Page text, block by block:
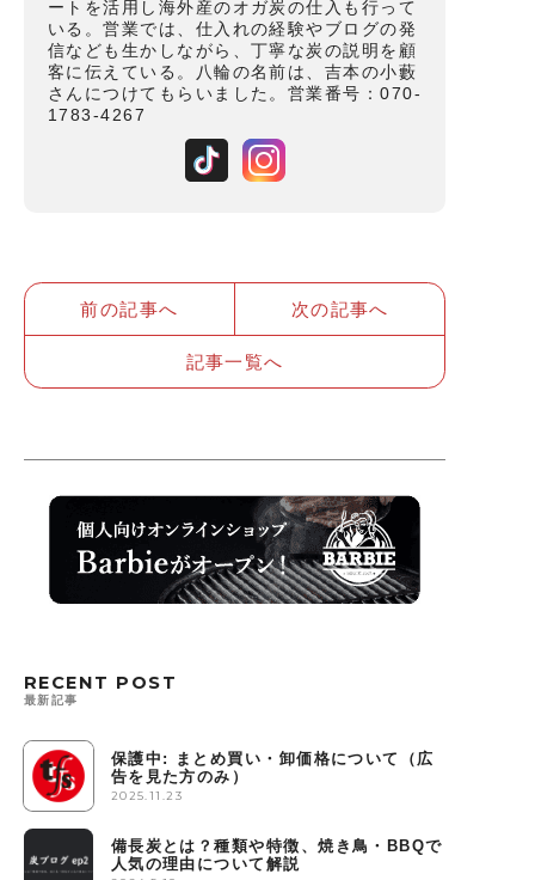
ートを活用し海外産のオガ炭の仕入も行って
いる。営業では、仕入れの経験やブログの発
信なども生かしながら、丁寧な炭の説明を顧
客に伝えている。八輪の名前は、吉本の小藪
さんにつけてもらいました。営業番号：070-
1783-4267
前の記事へ 次の記事へ
記事一覧へ
RECENT POST
最新記事
保護中: まとめ買い・卸価格について（広
告を見た方のみ）
2025.11.23
備長炭とは？種類や特徴、焼き鳥・BBQで
人気の理由について解説